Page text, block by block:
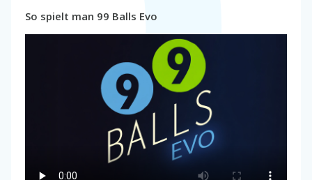
So spielt man 99 Balls Evo